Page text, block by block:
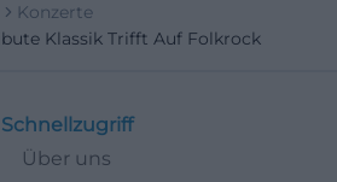
Konzerte
Klassik Trifft Auf Folkrock
Schnellzugriff
Über uns